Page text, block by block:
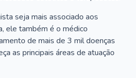
seja mais associado aos
ele também é o médico
de mais de 3 mil doenças
as principais áreas de atuação